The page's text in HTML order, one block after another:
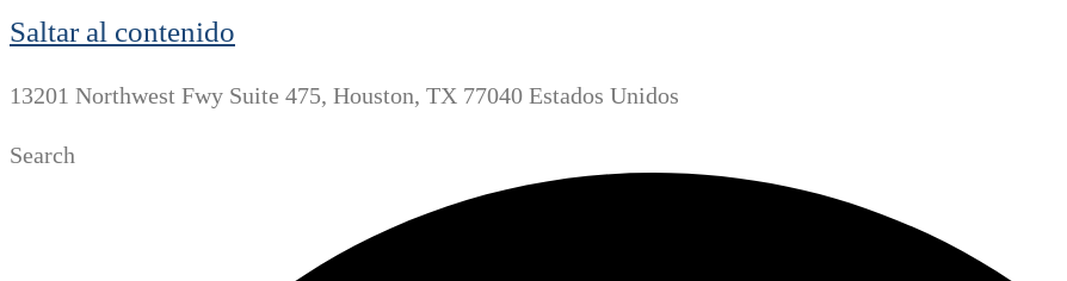
Saltar al contenido
13201 Northwest Fwy Suite 475, Houston, TX 77040 Estados Unidos
Search